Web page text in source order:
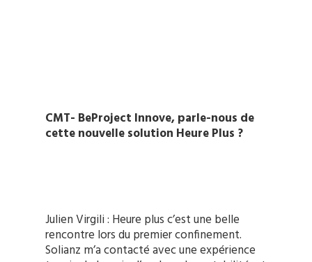
CMT- BeProject Innove, parle-nous de
cette nouvelle solution Heure Plus ?
Julien Virgili : Heure plus c’est une belle
rencontre lors du premier confinement.
Solianz m’a contacté avec une expérience